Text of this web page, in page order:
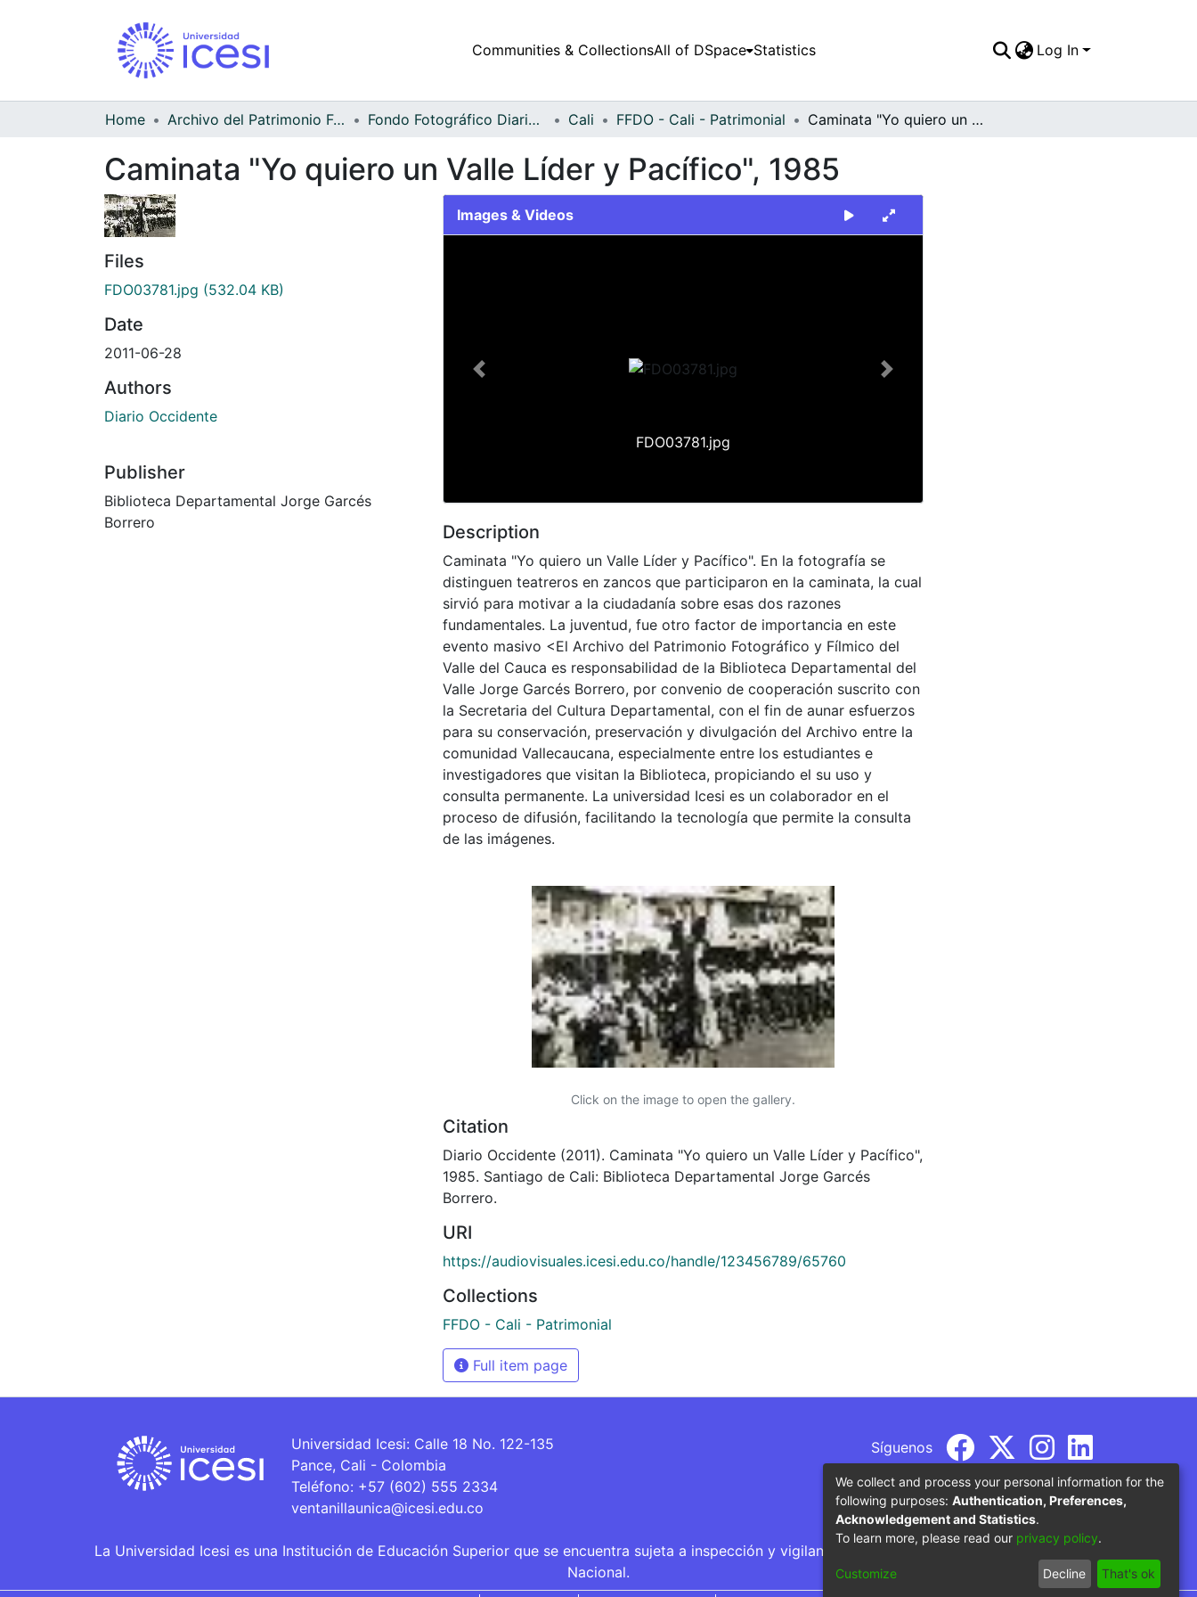
Communities & CollectionsAll of DSpace Statistics Log In
Home Archivo del Patrimonio Fotográfico y Fílmico del Valle del Cauca Fondo Fotográfico Diario Occidente Cali FFDO - Cali - Patrimonial Caminata "Yo quiero un Valle Líder y Pacífico", 1985
Caminata "Yo quiero un Valle Líder y Pacífico", 1985
Files
FDO03781.jpg (532.04 KB)
Date
2011-06-28
Authors
Diario Occidente
Publisher
Biblioteca Departamental Jorge Garcés
Borrero
Images & Videos
FDO03781.jpg
Previous Next
Description
Caminata "Yo quiero un Valle Líder y Pacífico". En la fotografía se
distinguen teatreros en zancos que participaron en la caminata, la cual
sirvió para motivar a la ciudadanía sobre esas dos razones
fundamentales. La juventud, fue otro factor de importancia en este
evento masivo <El Archivo del Patrimonio Fotográfico y Fílmico del
Valle del Cauca es responsabilidad de la Biblioteca Departamental del
Valle Jorge Garcés Borrero, por convenio de cooperación suscrito con
la Secretaria del Cultura Departamental, con el fin de aunar esfuerzos
para su conservación, preservación y divulgación del Archivo entre la
comunidad Vallecaucana, especialmente entre los estudiantes e
investigadores que visitan la Biblioteca, propiciando el su uso y
consulta permanente. La universidad Icesi es un colaborador en el
proceso de difusión, facilitando la tecnología que permite la consulta
de las imágenes.
Click on the image to open the gallery.
Citation
Diario Occidente (2011). Caminata "Yo quiero un Valle Líder y Pacífico",
1985. Santiago de Cali: Biblioteca Departamental Jorge Garcés
Borrero.
URI
https://audiovisuales.icesi.edu.co/handle/123456789/65760
Collections
FFDO - Cali - Patrimonial
Full item page
Universidad Icesi: Calle 18 No. 122-135
Pance, Cali - Colombia
Teléfono: +57 (602) 555 2334
ventanillaunica@icesi.edu.co
Síguenos
La Universidad Icesi es una Institución de Educación Superior que se encuentra sujeta a inspección y vigilancia por parte del Ministerio de Educación
Nacional.
We collect and process your personal information for the
following purposes: Authentication, Preferences,
Acknowledgement and Statistics.
To learn more, please read our privacy policy.
Customize Decline That's ok